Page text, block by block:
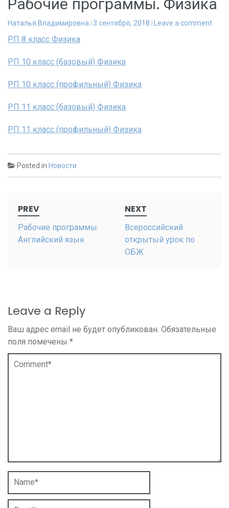
Наталья Владимировна 3 сентября, 2018 Leave a comment
РП 8 класс Физика
РП 10 класс (базовый) Физика
РП 10 класс (профильный) Физика
РП 11 класс (базовый) Физика
РП 11 класс (профильный) Физика
Posted in Новости
navigation
PREV
Рабочие программы.
Английский язык
NEXT
Всероссийский
открытый урок по
ОБЖ
Leave a Reply
Ваш адрес email не будет опубликован. Обязательные
поля помечены *